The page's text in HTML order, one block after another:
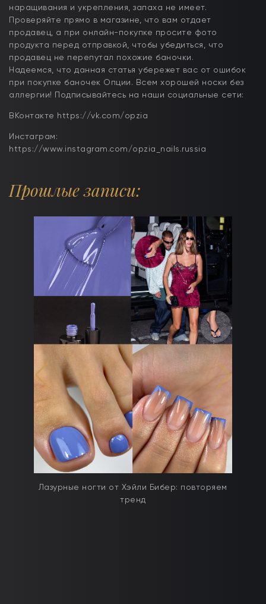
наращивания и укрепления, запаха не имеет.
Проверяйте прямо в магазине, что вам отдает
продавец, а при онлайн-покупке просите фото
продукта перед отправкой, чтобы убедиться, что
продавец не перепутал похожие баночки.
Надеемся, что данная статья убережет вас от ошибок
при покупке баночек Опции. Всем хорошей носки без
аллергии! Подписывайтесь на наши социальные сети:
ВКонтакте https://vk.com/opzia
Инстаграм:
https://www.instagram.com/opzia_nails.russia
Прошлые записи:
Лазурные ногти от Хэйли Бибер: повторяем
тренд